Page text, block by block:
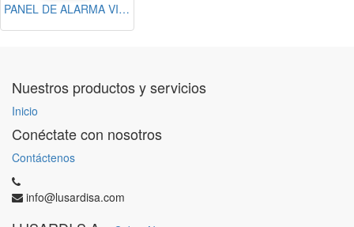
PANEL DE ALARMA VISTA 48 / 8-48 ZONAS
Nuestros productos y servicios
Inicio
Conéctate con nosotros
Contáctenos
info@lusardisa.com